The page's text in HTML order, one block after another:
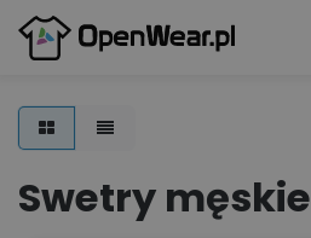
Swetry męskie